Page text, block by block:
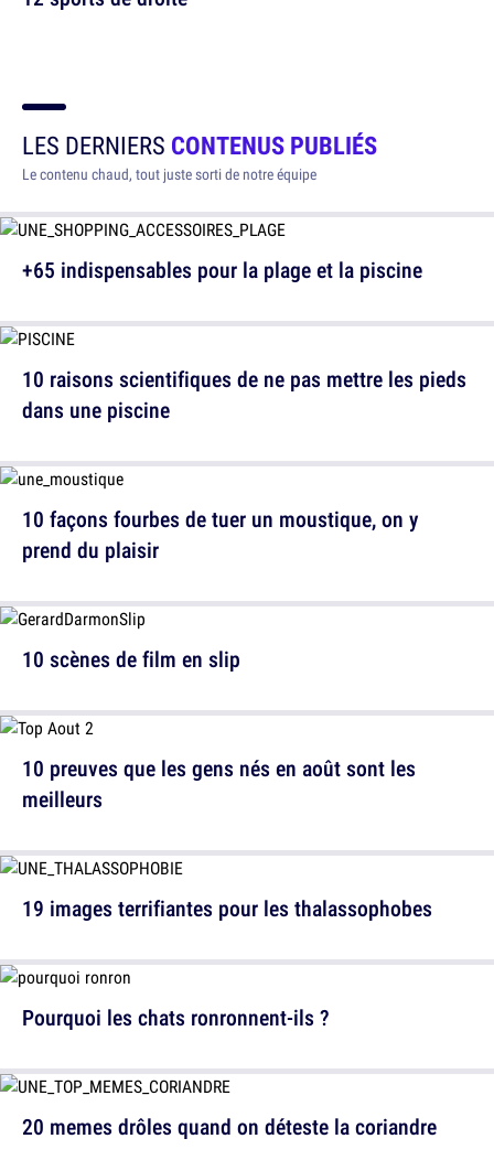
LES DERNIERS CONTENUS PUBLIÉS
Le contenu chaud, tout juste sorti de notre équipe
+65 indispensables pour la plage et la piscine
10 façons fourbes de tuer un moustique, on y
prend du plaisir
10 preuves que les gens nés en août sont les
meilleurs
Pourquoi les chats ronronnent-ils ?
10 raisons scientifiques de ne pas mettre les pieds
dans une piscine
10 scènes de film en slip
19 images terrifiantes pour les thalassophobes
20 memes drôles quand on déteste la coriandre